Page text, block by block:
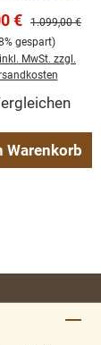
€ Regulärer
1.099,00 €
gespart)
MwSt. zzgl.
Warenkorb